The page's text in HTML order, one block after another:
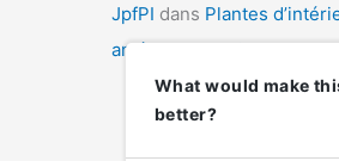
JpfPI dans Plantes
aménagement ?
What would make
better?